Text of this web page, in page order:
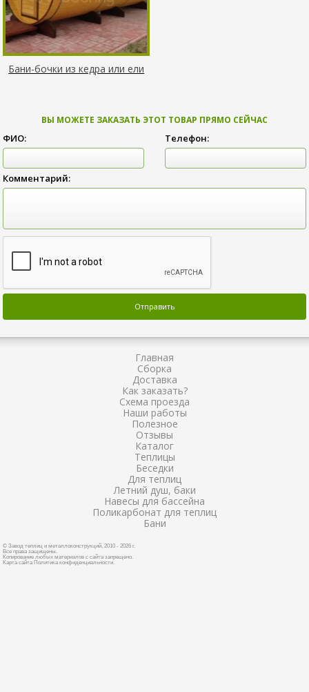
Бани-бочки из кедра или ели
ВЫ МОЖЕТЕ ЗАКАЗАТЬ ЭТОТ ТОВАР ПРЯМО СЕЙЧАС
ФИО: Телефон:
Комментарий:
Главная
Сборка
Доставка
Как заказать?
Схема проезда
Наши работы
Полезное
Отзывы
Каталог
Теплицы
Беседки
Для теплиц
Летний душ, баки
Навесы для бассейна
Поликарбонат для теплиц
Бани
© Завод теплиц и металлоконструкций, 2010 - 2026 г.
Все права защищены.
Копирование любых материалов с сайта запрещено.
Карта сайта Политика конфиденциальности.